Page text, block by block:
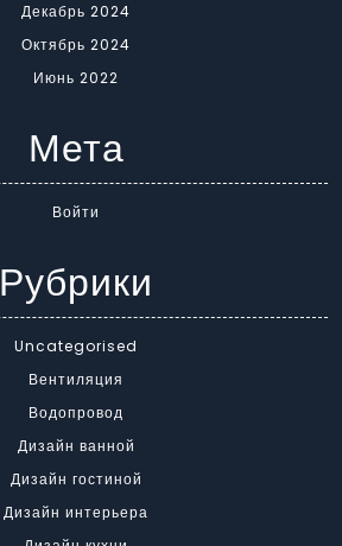
Декабрь 2024
Октябрь 2024
Июнь 2022
Мета
Войти
Рубрики
Uncategorised
Вентиляция
Водопровод
Дизайн ванной
Дизайн гостиной
Дизайн интерьера